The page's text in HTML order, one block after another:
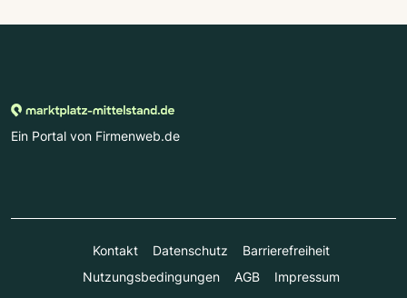
Ein Portal von Firmenweb.de
Kontakt Datenschutz
Barrierefreiheit
Nutzungsbedingungen
AGB Impressum